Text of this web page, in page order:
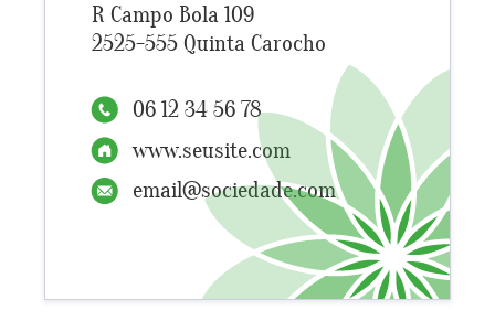
email@sociedade.com
06 12 34 56 78
www.seusite.com
R Campo Bola 109
2525-555 Quinta Carocho